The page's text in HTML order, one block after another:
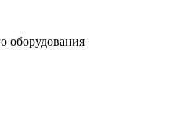
оборудования